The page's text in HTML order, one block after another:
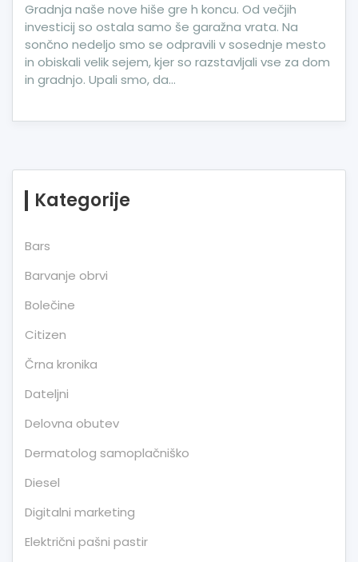
Gradnja naše nove hiše gre h koncu. Od večjih
investicij so ostala samo še garažna vrata. Na
sončno nedeljo smo se odpravili v sosednje mesto
in obiskali velik sejem, kjer so razstavljali vse za dom
in gradnjo. Upali smo, da…
Kategorije
Bars
Barvanje obrvi
Bolečine
Citizen
Črna kronika
Dateljni
Delovna obutev
Dermatolog samoplačniško
Diesel
Digitalni marketing
Električni pašni pastir